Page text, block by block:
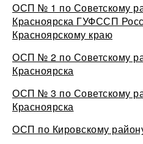
ОСП № 1 по Советскому
Красноярска ГУФССП
Красноярскому краю
ОСП № 2 по Советскому
Красноярска
ОСП № 3 по Советскому
Красноярска
ОСП по Кировскому